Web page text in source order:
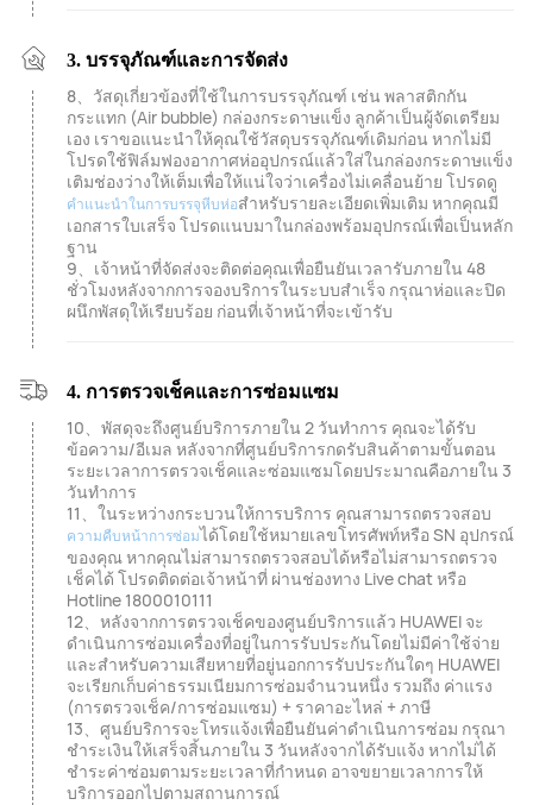
3. บรรจุภัณฑ์และการจัดส่ง
8、วัสดุเกี่ยวข้องที่ใช้ในการบรรจุภัณฑ์ เช่น พลาสติกกัน
กระแทก (Air bubble) กล่องกระดาษแข็ง ลูกค้าเป็นผู้จัดเตรียม
เอง เราขอแนะนำให้คุณใช้วัสดุบรรจุภัณฑ์เดิมก่อน หากไม่มี
โปรดใช้ฟิล์มฟองอากาศห่ออุปกรณ์แล้วใส่ในกล่องกระดาษแข็ง
เติมช่องว่างให้เต็มเพื่อให้แน่ใจว่าเครื่องไม่เคลื่อนย้าย โปรดดู
คำแนะนำในการบรรจุหีบห่อสำหรับรายละเอียดเพิ่มเติม หากคุณมี
เอกสารใบเสร็จ โปรดแนบมาในกล่องพร้อมอุปกรณ์เพื่อเป็นหลัก
ฐาน
9、เจ้าหน้าที่จัดส่งจะติดต่อคุณเพื่อยืนยันเวลารับภายใน 48
ชั่วโมงหลังจากการจองบริการในระบบสำเร็จ กรุณาห่อและปิด
ผนึกพัสดุให้เรียบร้อย ก่อนที่เจ้าหน้าที่จะเข้ารับ
4. การตรวจเช็คและการซ่อมแซม
10、พัสดุจะถึงศูนย์บริการภายใน 2 วันทำการ คุณจะได้รับ
ข้อความ/อีเมล หลังจากที่ศูนย์บริการกดรับสินค้าตามขั้นตอน
ระยะเวลาการตรวจเช็คและซ่อมแซมโดยประมาณคือภายใน 3
วันทำการ
11、ในระหว่างกระบวนให้การบริการ คุณสามารถตรวจสอบ
ความคืบหน้าการซ่อมได้โดยใช้หมายเลขโทรศัพท์หรือ SN อุปกรณ์
ของคุณ หากคุณไม่สามารถตรวจสอบได้หรือไม่สามารถตรวจ
เช็คได้ โปรดติดต่อเจ้าหน้าที่ ผ่านช่องทาง Live chat หรือ
Hotline 1800010111
12、หลังจากการตรวจเช็คของศูนย์บริการแล้ว HUAWEI จะ
ดำเนินการซ่อมเครื่องที่อยู่ในการรับประกันโดยไม่มีค่าใช้จ่าย
และสำหรับความเสียหายที่อยู่นอกการรับประกันใดๆ HUAWEI
จะเรียกเก็บค่าธรรมเนียมการซ่อมจำนวนหนึ่ง รวมถึง ค่าแรง
(การตรวจเช็ค/การซ่อมแซม) + ราคาอะไหล่ + ภาษี
13、ศูนย์บริการจะโทรแจ้งเพื่อยืนยันค่าดำเนินการซ่อม กรุณา
ชำระเงินให้เสร็จสิ้นภายใน 3 วันหลังจากได้รับแจ้ง หากไม่ได้
ชำระค่าซ่อมตามระยะเวลาที่กำหนด อาจขยายเวลาการให้
บริการออกไปตามสถานการณ์